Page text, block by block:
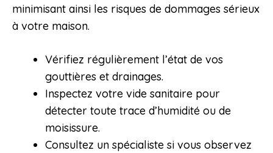
minimisant ainsi les risques de dommages sérieux
à votre maison.
Vérifiez régulièrement l’état de vos
gouttières et drainages.
Inspectez votre vide sanitaire pour
détecter toute trace d’humidité ou de
moisissure.
Consultez un spécialiste si vous observez